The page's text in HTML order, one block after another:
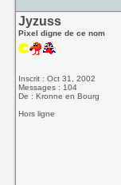
Jyzuss
Pixel digne de ce nom
Inscrit : Oct 31, 2002
Messages : 104
De : Kronne en Bourg
Hors ligne